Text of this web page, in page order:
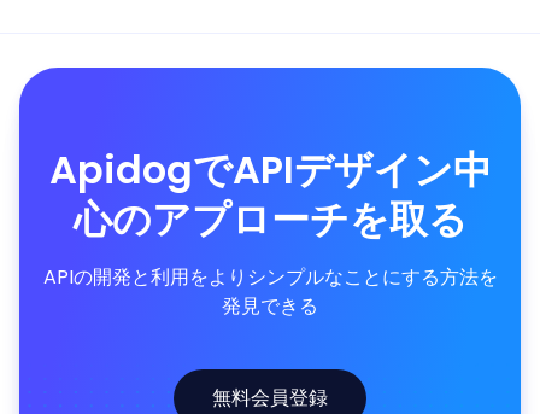
ApidogでAPIデザイン中
心のアプローチを取る
APIの開発と利用をよりシンプルなことにする方法を
発見できる
無料会員登録